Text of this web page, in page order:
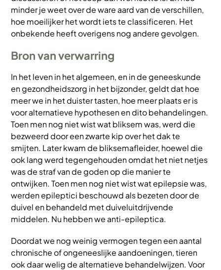
minder je weet over de ware aard van de verschillen,
hoe moeilijker het wordt iets te classificeren. Het
onbekende heeft overigens nog andere gevolgen.
Bron van verwarring
In het leven in het algemeen, en in de geneeskunde
en gezondheidszorg in het bijzonder, geldt dat hoe
meer we in het duister tasten, hoe meer plaats er is
voor alternatieve hypothesen en dito behandelingen.
Toen men nog niet wist wat bliksem was, werd die
bezweerd door een zwarte kip over het dak te
smijten. Later kwam de bliksemafleider, hoewel die
ook lang werd tegengehouden omdat het niet netjes
was de straf van de goden op die manier te
ontwijken. Toen men nog niet wist wat epilepsie was,
werden epileptici beschouwd als bezeten door de
duivel en behandeld met duiveluitdrijvende
middelen. Nu hebben we anti-epileptica.
Doordat we nog weinig vermogen tegen een aantal
chronische of ongeneeslijke aandoeningen, tieren
ook daar welig de alternatieve behandelwijzen. Voor